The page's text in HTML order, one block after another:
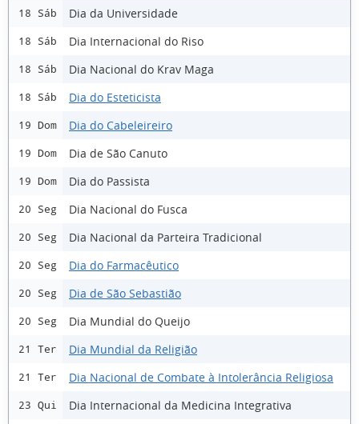
18 Sáb Dia da Universidade
18 Sáb Dia Internacional do Riso
18 Sáb Dia Nacional do Krav Maga
18 Sáb Dia do Esteticista
19 Dom Dia do Cabeleireiro
19 Dom Dia de São Canuto
19 Dom Dia do Passista
20 Seg Dia Nacional do Fusca
20 Seg Dia Nacional da Parteira Tradicional
20 Seg Dia do Farmacêutico
20 Seg Dia de São Sebastião
20 Seg Dia Mundial do Queijo
21 Ter Dia Mundial da Religião
21 Ter Dia Nacional de Combate à Intolerância Religiosa
23 Qui Dia Internacional da Medicina Integrativa